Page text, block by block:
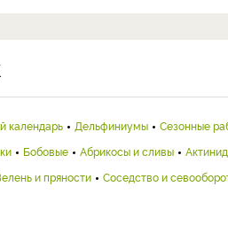
календарь Дельфиниумы Сезонные
Бобовые Абрикосы и сливы
и пряности Соседство и